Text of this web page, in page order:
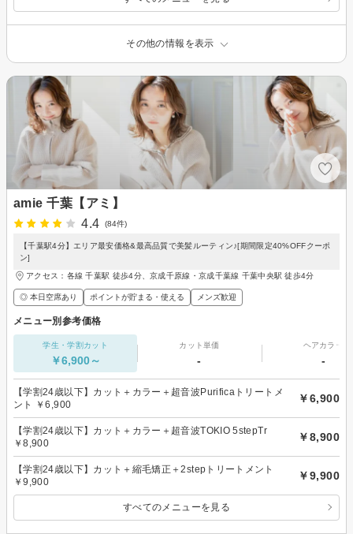
その他の情報を表示
amie 千葉【アミ】
4.4
(84件)
【千葉駅4分】エリア最安価格&最高品質で美髪ルーティン♪[期間限定40%OFFクーポ
ン]
アクセス：各線 千葉駅 徒歩4分、京成千原線・京成千葉線 千葉中央駅 徒歩4分
◎ 本日空席あり ポイントが貯まる・使える メンズ歓迎
メニュー別参考価格
学生・学割カット
￥6,900～
カット単価
-
ヘアカラー
-
【学割24歳以下】カット＋カラー＋超音波Purificaトリートメ
ント ￥6,900
￥6,900
【学割24歳以下】カット＋カラー＋超音波TOKIO 5stepTr
￥8,900
￥8,900
【学割24歳以下】カット＋縮毛矯正＋2stepトリートメント
￥9,900
￥9,900
すべてのメニューを見る